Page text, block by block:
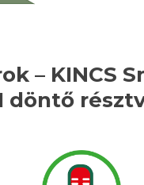
– KINCS
döntő